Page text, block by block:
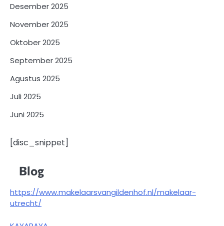
Desember 2025
November 2025
Oktober 2025
September 2025
Agustus 2025
Juli 2025
Juni 2025
[disc_snippet]
Blog
https://www.makelaarsvangildenhof.nl/makelaar-
utrecht/